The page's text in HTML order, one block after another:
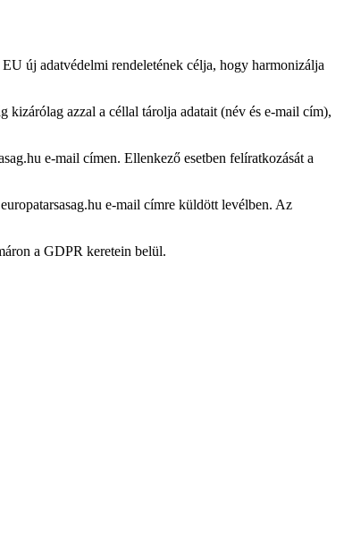
új adatvédelmi rendeletének célja, hogy harmonizálja
kizárólag azzal a céllal tárolja adatait (név és e-mail cím),
e-mail címen. Ellenkező esetben felíratkozását a
europatarsasag.hu e-mail címre küldött levélben. Az
a GDPR keretein belül.